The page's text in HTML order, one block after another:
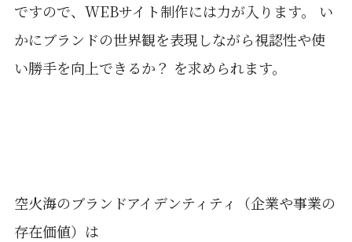
ですので、WEBサイト制作には力が入ります。 い
かにブランドの世界観を表現しながら視認性や使
い勝手を向上できるか？ を求められます。
空火海のブランドアイデンティティ（企業や事業の
存在価値）は